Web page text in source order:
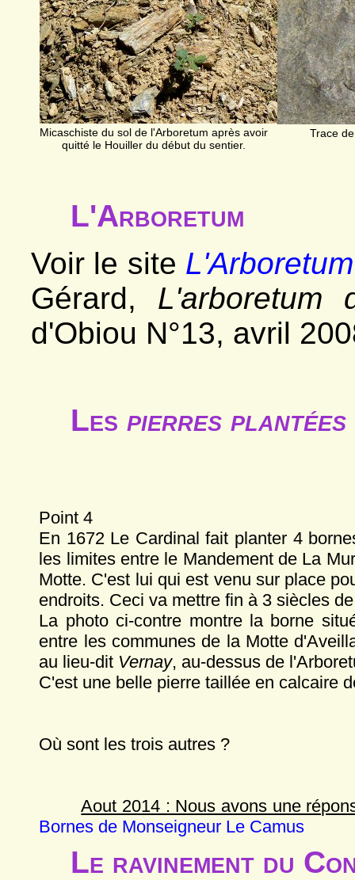
Micaschiste du sol de l'Arboretum après avoir
quitté le Houiller du début du sentier.
Trace
L'Arboretum
Voir le site
Gérard, L'arboretum
d'Obiou N°13, avril
Lespierres plantées
Point 4
En 1672 Le Cardinal fait planter 4
les limites entre le Mandement de La
Motte. C'est lui qui est venu sur place
endroits. Ceci va mettre fin à 3 siècles
La photo ci-contre montre la borne
entre les communes de la Motte
au lieu-dit Vernay, au-dessus de
C'est une belle pierre taillée en calcaire
Où sont les trois autres ?
Aout 2014 : Nous avons une
Bornes de Monseigneur Le Camus
Le ravinement du